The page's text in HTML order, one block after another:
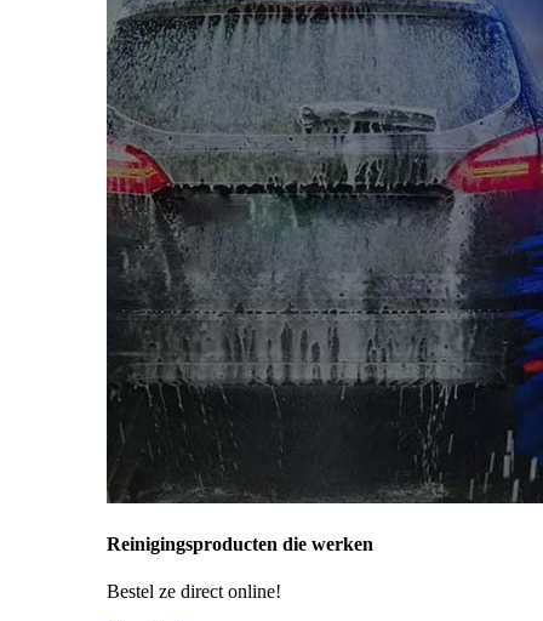
Reinigingsproducten die werken
Bestel ze direct online!